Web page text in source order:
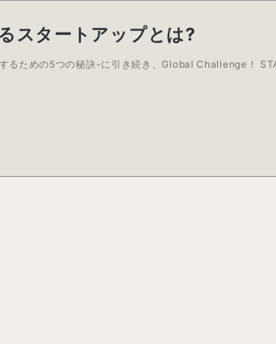
スタートアップとは?
るための5つの秘訣-に引き続き、Global Challenge！